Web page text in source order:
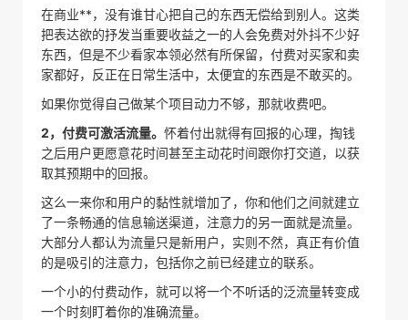
在商业**，没有谁甘心把自己的东西无偿给到别人。这类
把表达欲的抒发当重要收益之一的人会免费对外抖不少好
东西，但是不少看家本领必然有所保留，付费对买家和卖
家都好，反正在日常生活中，太便宜的东西是不敢买的。
如果你觉得自己做某个项目动力不够，那就收费吧。
2，付费可激活流量。 怀着付出就得有回报的心理，掏钱
之后用户更愿意花时间甚至主动花时间跟你打交道，以获
取其预期中的回报。
这么一来你和用户的黏性就增加了，你和他们之间就建立
了一条畅通的信息输送渠道，注意力的另一面就是流量。
大部分人都认为流量只是新用户，实则不然，真正有价值
的是吸引的注意力，包括你之前已经建立的联系。
一个小的付费动作，就可以将一个不听话的泛流量转变成
一个时刻盯着你的准确流量。